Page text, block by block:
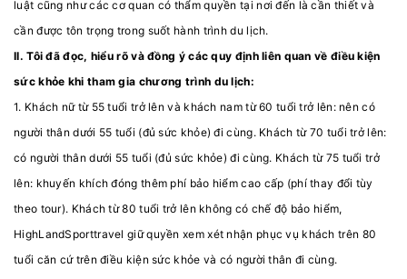
luật cũng như các cơ quan có thẩm quyền tại nơi đến là cần thiết và
cần được tôn trọng trong suốt hành trình du lịch.
II. Tôi đã đọc, hiểu rõ và đồng ý các quy định liên quan về điều kiện
sức khỏe khi tham gia chương trình du lịch:
1. Khách nữ từ 55 tuổi trở lên và khách nam từ 60 tuổi trở lên: nên có
người thân dưới 55 tuổi (đủ sức khỏe) đi cùng. Khách từ 70 tuổi trở lên:
có người thân dưới 55 tuổi (đủ sức khỏe) đi cùng. Khách từ 75 tuổi trở
lên: khuyến khích đóng thêm phí bảo hiểm cao cấp (phí thay đổi tùy
theo tour). Khách từ 80 tuổi trở lên không có chế độ bảo hiểm,
HighLandSporttravel giữ quyền xem xét nhận phục vụ khách trên 80
tuổi căn cứ trên điều kiện sức khỏe và có người thân đi cùng.